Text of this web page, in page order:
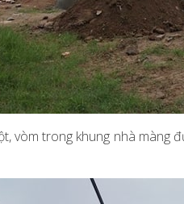
vòm trong khung nhà màng